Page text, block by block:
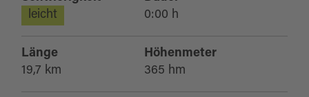
leicht
0:00 h
Länge
19,7 km
Höhenmeter
365 hm